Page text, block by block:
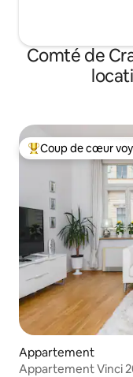
Comté de
Coups de cœur
Coup de cœur
Appartement
Appartement Vinci